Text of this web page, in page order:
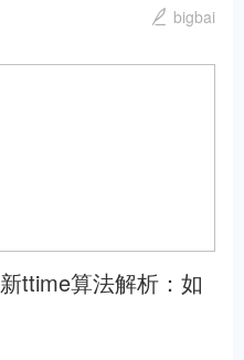
bigbai
ttime算法解析：如